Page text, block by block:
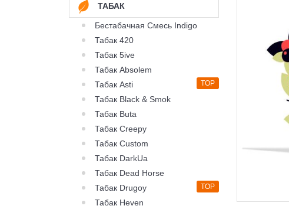
ТАБАК
Бестабачная Смесь Indigo
Табак 420
Табак 5ive
Табак Absolem
Табак Asti
TOP
Табак Black & Smok
Табак Buta
Табак Creepy
Табак Custom
Табак DarkUa
Табак Dead Horse
Табак Drugoy
TOP
Табак Heven